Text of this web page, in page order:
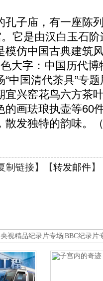
孔子庙，有一座陈
它是由汉白玉石
模仿中国古典建筑
大字：中国历代
中国清代茶具”专
宜兴窑花鸟六方茶
的画珐琅执壶等60
散发独特的韵味。
制链接】【转发邮件】
央视精品纪录片专场 BBC纪录片